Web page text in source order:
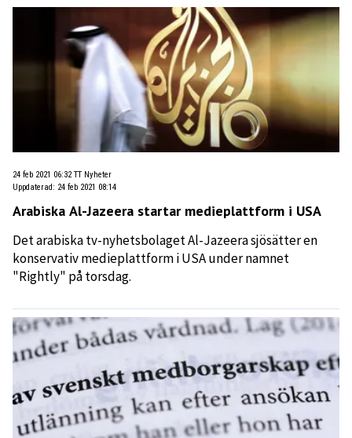
24 feb 2021 06:32 TT Nyheter
Uppdaterad: 24 feb 2021 08:14
Arabiska Al-Jazeera startar medieplattform i USA
Det arabiska tv-nyhetsbolaget Al-Jazeera sjösätter en
konservativ medieplattform i USA under namnet
"Rightly" på torsdag.